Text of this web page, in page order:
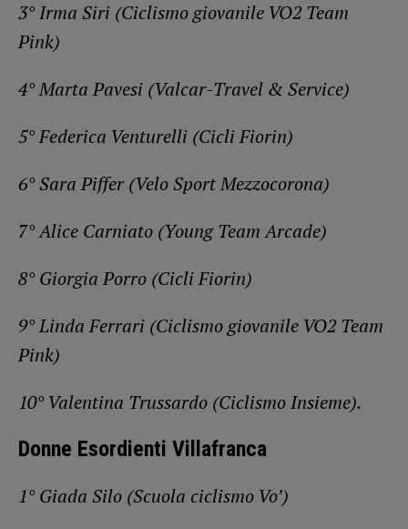
3° Irma Siri (Ciclismo giovanile VO2 Team
Pink)
4° Marta Pavesi (Valcar-Travel & Service)
5° Federica Venturelli (Cicli Fiorin)
6° Sara Piffer (Velo Sport Mezzocorona)
7° Alice Carniato (Young Team Arcade)
8° Giorgia Porro (Cicli Fiorin)
9° Linda Ferrari (Ciclismo giovanile VO2 Team
Pink)
10° Valentina Trussardo (Ciclismo Insieme).
Donne Esordienti Villafranca
1° Giada Silo (Scuola ciclismo Vo’)